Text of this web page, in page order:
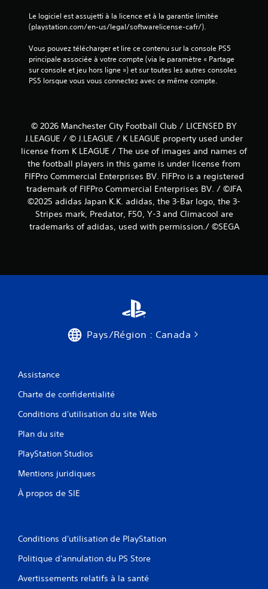
Le logiciel est assujetti à la licence et à la garantie limitée
(playstation.com/en-us/legal/softwarelicense-cafr/).
Vous pouvez télécharger et lire ce contenu sur la console PS5
principale associée à votre compte (via le paramètre « Partage
sur console et jeu hors ligne ») et sur toutes les autres consoles
PS5 lorsque vous vous connectez avec ce même compte.
© 2026 Manchester City Football Club / LICENSED BY
J.LEAGUE / © J.LEAGUE / K LEAGUE property used under
license from K LEAGUE / The use of images and names of
the football players in this game is under license from
FIFPro Commercial Enterprises BV. FIFPro is a registered
trademark of FIFPro Commercial Enterprises BV. / ©JFA
©2025 adidas Japan K.K. adidas, the 3-Bar logo, the 3-
Stripes mark, Predator, F50, Y-3 and Climacool are
trademarks of adidas, used with permission./ ©SEGA
Pays/Région : Canada
Assistance
Charte de confidentialité
Conditions d'utilisation du site Web
Plan du site
PlayStation Studios
Mentions juridiques
À propos de SIE
Conditions d'utilisation de PlayStation
Politique d'annulation du PS Store
Avertissements relatifs à la santé